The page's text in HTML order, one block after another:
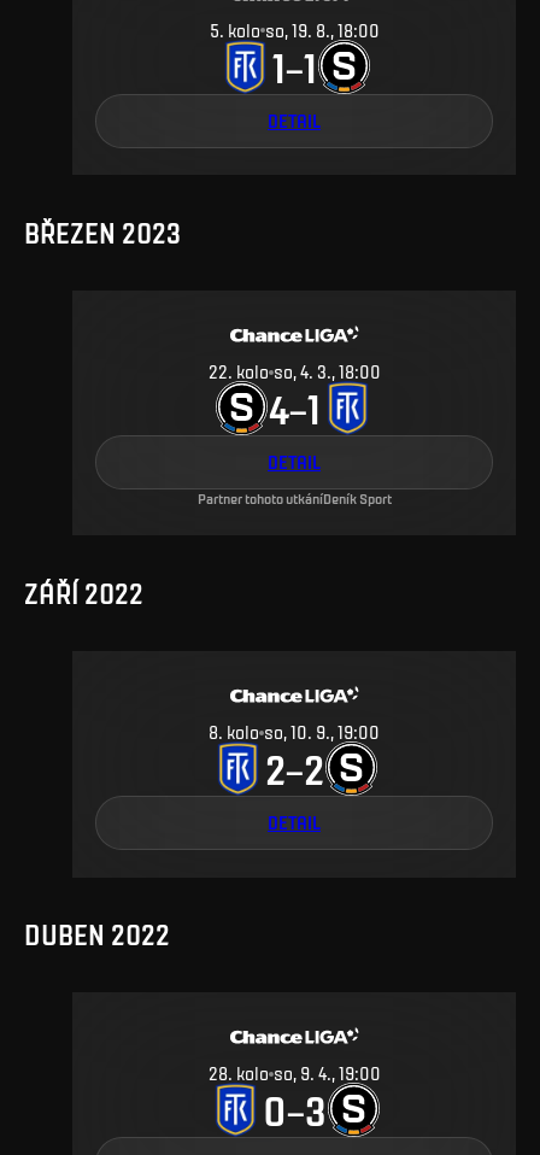
5. kolo so, 19. 8., 18:00
1–1
DETAIL
BŘEZEN 2023
22. kolo so, 4. 3., 18:00
4–1
DETAIL
Partner tohoto utkáníDeník Sport
ZÁŘÍ 2022
8. kolo so, 10. 9., 19:00
2–2
DETAIL
DUBEN 2022
28. kolo so, 9. 4., 19:00
0–3